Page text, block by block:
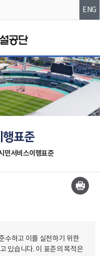
ENG
행표준
민서비스이행표준
수하고 이를 실천하기 위한
있습니다. 이 표준의 목적은